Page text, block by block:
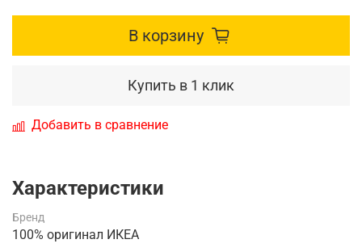
В корзину
Купить в 1 клик
Добавить в сравнение
Характеристики
Бренд
100% оригинал ИКЕА